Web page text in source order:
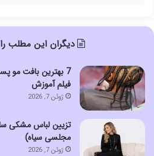
دیگران این مطلب
7 بهترین بافت مو
فیلم آموزش
ژوئن 7, 2026
مجلسی سیاه)
ژوئن 7, 2026